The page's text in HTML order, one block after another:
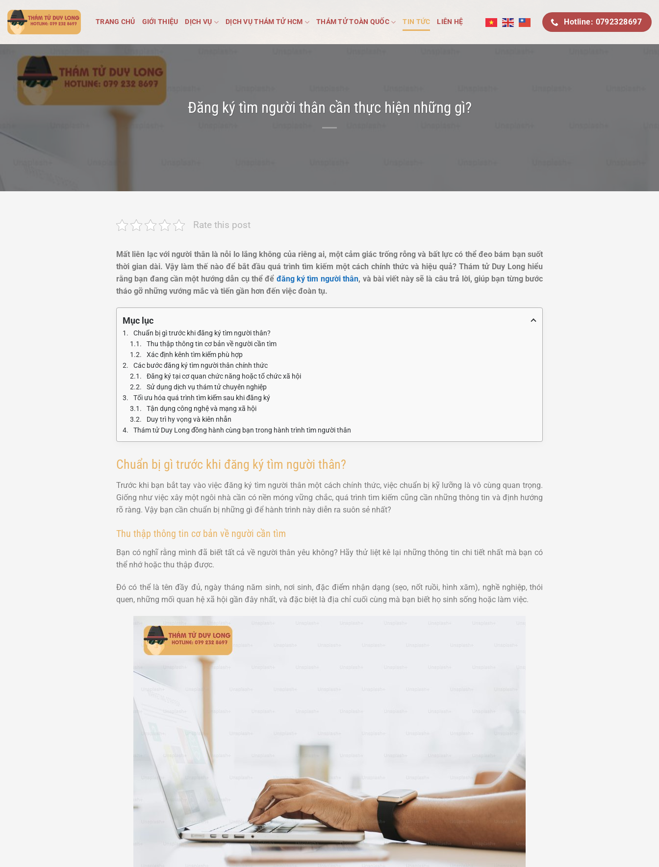
qua
nội
dung
TRANG CHỦ GIỚI THIỆU DỊCH VỤ DỊCH VỤ THÁM TỬ HCM THÁM TỬ TOÀN QUỐC TIN TỨC LIÊN HỆ Hotline: 0792328697
Đăng ký tìm người thân cần thực hiện những gì?
Rate this post
Mất liên lạc với người thân là nỗi lo lắng không của riêng ai, một cảm giác trống rỗng và bất lực có thể đeo bám bạn suốt
thời gian dài. Vậy làm thế nào để bắt đầu quá trình tìm kiếm một cách chính thức và hiệu quả? Thám tử Duy Long hiểu
rằng bạn đang cần một hướng dẫn cụ thể để đăng ký tìm người thân, và bài viết này sẽ là câu trả lời, giúp bạn từng bước
tháo gỡ những vướng mắc và tiến gần hơn đến việc đoàn tụ.
Mục lục
Chuẩn bị gì trước khi đăng ký tìm người thân?
Thu thập thông tin cơ bản về người cần tìm
Xác định kênh tìm kiếm phù hợp
Các bước đăng ký tìm người thân chính thức
Đăng ký tại cơ quan chức năng hoặc tổ chức xã hội
Sử dụng dịch vụ thám tử chuyên nghiệp
Tối ưu hóa quá trình tìm kiếm sau khi đăng ký
Tận dụng công nghệ và mạng xã hội
Duy trì hy vọng và kiên nhẫn
Thám tử Duy Long đồng hành cùng bạn trong hành trình tìm người thân
Chuẩn bị gì trước khi đăng ký tìm người thân?
Trước khi bạn bắt tay vào việc đăng ký tìm người thân một cách chính thức, việc chuẩn bị kỹ lưỡng là vô cùng quan trọng.
Giống như việc xây một ngôi nhà cần có nền móng vững chắc, quá trình tìm kiếm cũng cần những thông tin và định hướng
rõ ràng. Vậy bạn cần chuẩn bị những gì để hành trình này diễn ra suôn sẻ nhất?
Thu thập thông tin cơ bản về người cần tìm
Bạn có nghĩ rằng mình đã biết tất cả về người thân yêu không? Hãy thử liệt kê lại những thông tin chi tiết nhất mà bạn có
thể nhớ hoặc thu thập được.
Đó có thể là tên đầy đủ, ngày tháng năm sinh, nơi sinh, đặc điểm nhận dạng (sẹo, nốt ruồi, hình xăm), nghề nghiệp, thói
quen, những mối quan hệ xã hội gần đây nhất, và đặc biệt là địa chỉ cuối cùng mà bạn biết họ sinh sống hoặc làm việc.